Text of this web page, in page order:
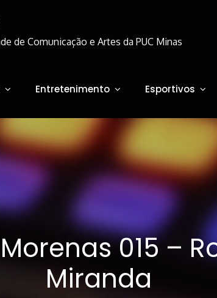
de Comunicação e Artes da PUC Minas
Entretenimento Esportivos
015 –
Miranda